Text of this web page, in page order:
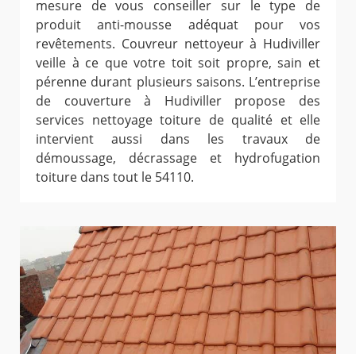
mesure de vous conseiller sur le type de
produit anti-mousse adéquat pour vos
revêtements. Couvreur nettoyeur à Hudiviller
veille à ce que votre toit soit propre, sain et
pérenne durant plusieurs saisons. L’entreprise
de couverture à Hudiviller propose des
services nettoyage toiture de qualité et elle
intervient aussi dans les travaux de
démoussage, décrassage et hydrofugation
toiture dans tout le 54110.